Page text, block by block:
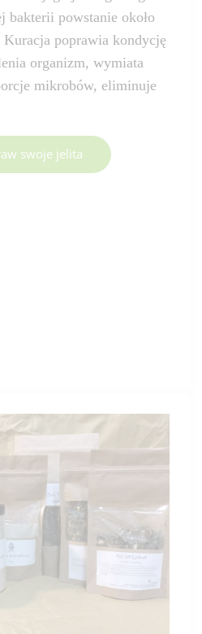
bakterii powstanie około
poprawia kondycję
organizm, wymiata
mikrobów, eliminuje
swoje jelita